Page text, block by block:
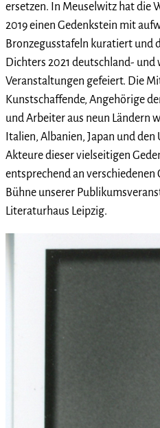
ersetzen. In Meuselwitz hat die
2019 einen Gedenkstein mit
Bronzegusstafeln kuratiert und
Dichters 2021 deutschland-
Veranstaltungen gefeiert. Die
Kunstschaffende, Angehörige
und Arbeiter aus neun Ländern
Italien, Albanien, Japan und den
Akteure dieser vielseitigen
entsprechend an
Bühne unserer
Literaturhaus Leipzig.